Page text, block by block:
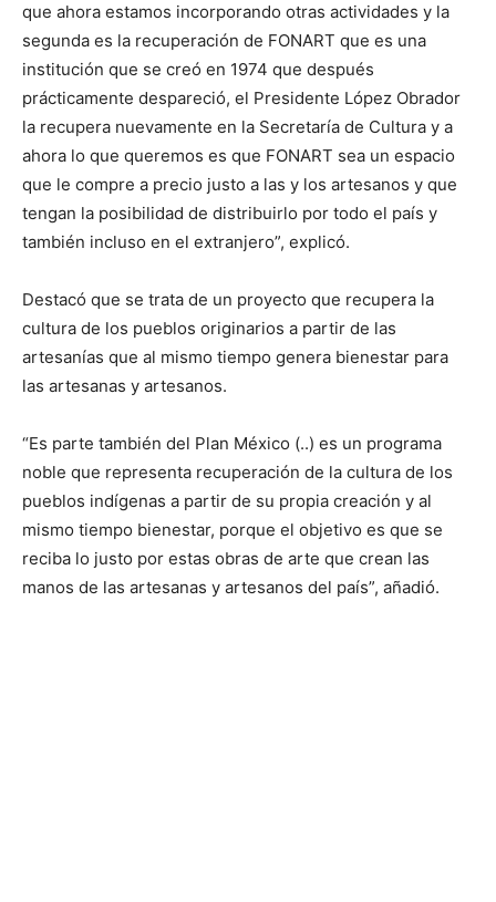
que ahora estamos incorporando otras actividades y la
segunda es la recuperación de FONART que es una
institución que se creó en 1974 que después
prácticamente despareció, el Presidente López Obrador
la recupera nuevamente en la Secretaría de Cultura y a
ahora lo que queremos es que FONART sea un espacio
que le compre a precio justo a las y los artesanos y que
tengan la posibilidad de distribuirlo por todo el país y
también incluso en el extranjero”, explicó.
Destacó que se trata de un proyecto que recupera la
cultura de los pueblos originarios a partir de las
artesanías que al mismo tiempo genera bienestar para
las artesanas y artesanos.
“Es parte también del Plan México (..) es un programa
noble que representa recuperación de la cultura de los
pueblos indígenas a partir de su propia creación y al
mismo tiempo bienestar, porque el objetivo es que se
reciba lo justo por estas obras de arte que crean las
manos de las artesanas y artesanos del país”, añadió.